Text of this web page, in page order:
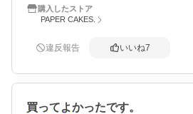
購入したストア
PAPER CAKES.
違反報告 いいね7
買ってよかったです。